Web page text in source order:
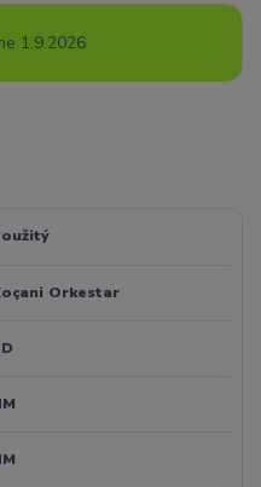
1.9.2026
Orkestar